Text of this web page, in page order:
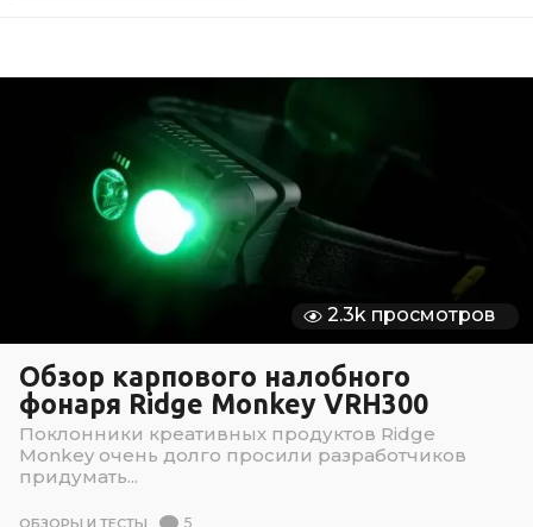
2.3k просмотров
Обзор карпового налобного
фонаря Ridge Monkey VRH300
Поклонники креативных продуктов Ridge
Monkey очень долго просили разработчиков
придумать...
5